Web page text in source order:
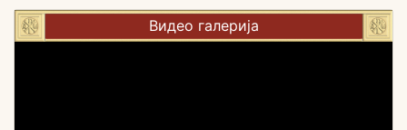
Видео галерија